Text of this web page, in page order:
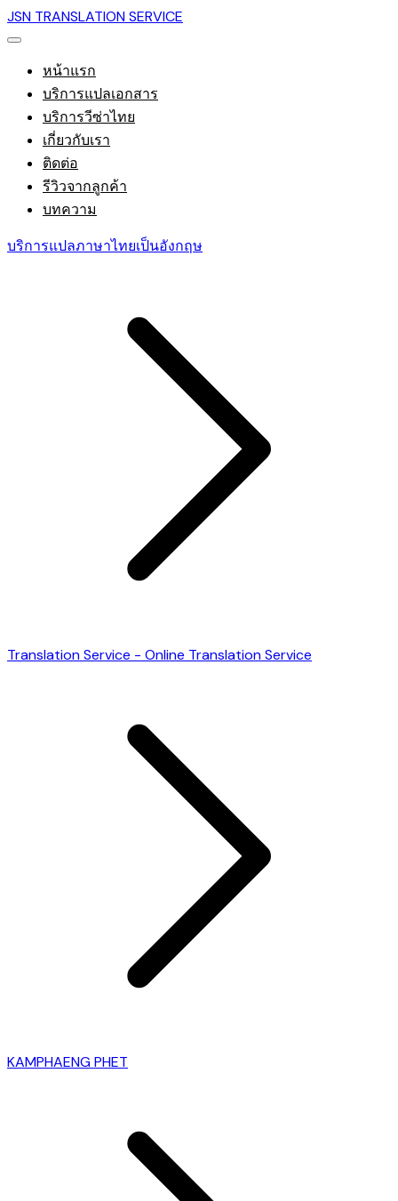
JSN TRANSLATION SERVICE
หน้าแรก
บริการแปลเอกสาร
บริการวีซ่าไทย
เกี่ยวกับเรา
ติดต่อ
รีวิวจากลูกค้า
บทความ
บริการแปลภาษาไทยเป็นอังกฤษ
Translation Service - Online Translation Service
KAMPHAENG PHET